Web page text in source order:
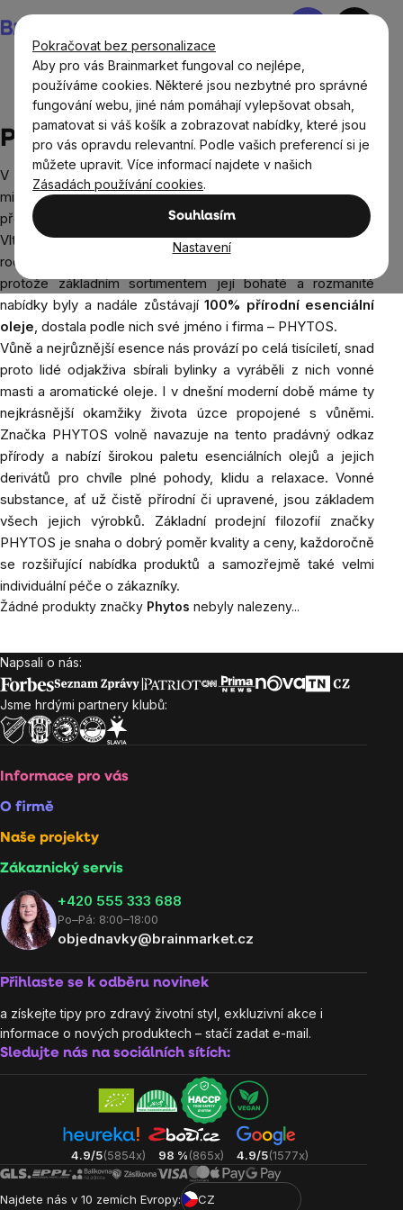
Pokračovat bez personalizace
Aby pro vás Brainmarket fungoval co nejlépe,
používáme cookies. Některé jsou nezbytné pro správné
fungování webu, jiné nám pomáhají vylepšovat obsah,
pamatovat si váš košík a zobrazovat nabídky, které jsou
pro vás opravdu relevantní. Podle vašich preferencí si je
můžete upravit. Více informací najdete v našich
Zásadách používání cookies.
Souhlasím
Nastavení
na
obsah
Nákupní
Prodávané značky Phytos
Phytos
V polovině devadesátých let
minulého století byla v
překrásném kraji u soutoku
Vltavy a Sázavy založena
rodinná firma Velartových, a
protože základním sortimentem její bohaté a rozmanité
nabídky byly a nadále zůstávají100% přírodní esenciální
oleje, dostala podle nich své jméno i firma – PHYTOS.
Vůně a nejrůznější esence nás provází po celá tisíciletí, snad
proto lidé odjakživa sbírali bylinky a vyráběli z nich vonné
masti a aromatické oleje. I v dnešní moderní době máme ty
nejkrásnější okamžiky života úzce propojené s vůněmi.
Značka PHYTOS volně navazuje na tento pradávný odkaz
přírody a nabízí širokou paletu esenciálních olejů a jejich
derivátů pro chvíle plné pohody, klidu a relaxace. Vonné
substance, ať už čistě přírodní či upravené, jsou základem
všech jejich výrobků. Základní prodejní filozofií značky
PHYTOS je snaha o dobrý poměr kvality a ceny, každoročně
se rozšiřující nabídka produktů a samozřejmě také velmi
individuální péče o zákazníky.
Žádné produkty značky Phytos nebyly nalezeny...
Zápatí
Napsali o nás:
Jsme hrdými partnery klubů:
Informace pro vás
O firmě
Naše projekty
Zákaznický servis
‭+420 555 333 688
Po–Pá: 8:00–18:00
objednavky@brainmarket.cz
Přihlaste se k odběru novinek
a získejte tipy pro zdravý životní styl, exkluzivní akce i
informace o nových produktech – stačí zadat e-mail.
Sledujte nás na sociálních sítích:
4.9/5(5854x) 98 %(865x) 4.9/5(1577x)
Najdete nás v 10 zemích Evropy: CZ